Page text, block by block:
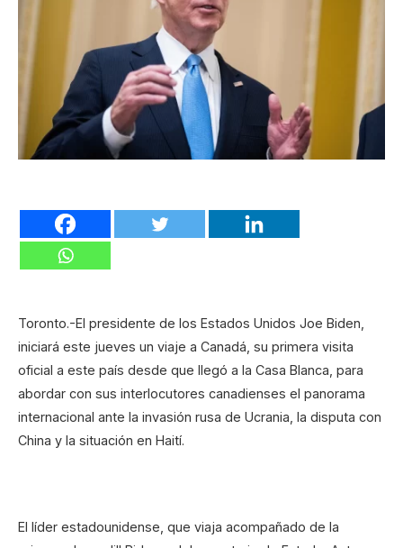
Toronto.-El presidente de los Estados Unidos Joe Biden,
iniciará este jueves un viaje a Canadá, su primera visita
oficial a este país desde que llegó a la Casa Blanca, para
abordar con sus interlocutores canadienses el panorama
internacional ante la invasión rusa de Ucrania, la disputa con
China y la situación en Haití.
El líder estadounidense, que viaja acompañado de la